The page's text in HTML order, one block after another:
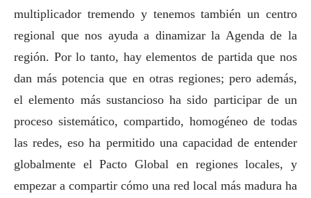
multiplicador tremendo y tenemos también un centro
regional que nos ayuda a dinamizar la Agenda de la
región. Por lo tanto, hay elementos de partida que nos
dan más potencia que en otras regiones; pero además,
el elemento más sustancioso ha sido participar de un
proceso sistemático, compartido, homogéneo de todas
las redes, eso ha permitido una capacidad de entender
globalmente el Pacto Global en regiones locales, y
empezar a compartir cómo una red local más madura ha